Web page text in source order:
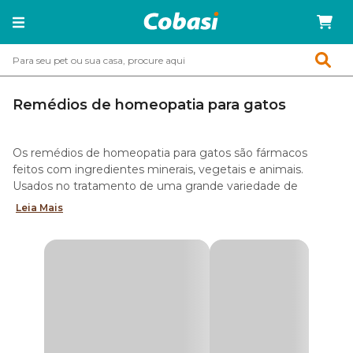
Remédios de homeopatia para gatos
Os remédios de homeopatia para gatos são fármacos
feitos com ingredientes minerais, vegetais e animais.
Usados no tratamento de uma grande variedade de
doenças, os produtos se destacam por não causar reações
Tipos de medicamentos homeopáticos para
Leia Mais